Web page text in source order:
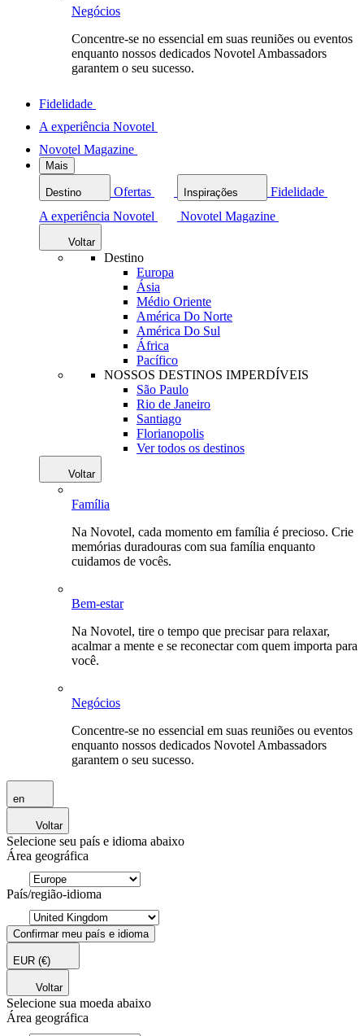
Negócios
Concentre-se no essencial em suas reuniões ou eventos
enquanto nossos dedicados Novotel Ambassadors
garantem o seu sucesso.
Fidelidade
A experiência Novotel
Novotel Magazine
Mais
Destino Ofertas Inspirações
Fidelidade
A experiência Novotel
Novotel Magazine
Voltar
Destino
Europa
Ásia
Médio Oriente
América Do Norte
América Do Sul
África
Pacífico
NOSSOS DESTINOS IMPERDÍVEIS
São Paulo
Rio de Janeiro
Santiago
Florianopolis
Ver todos os destinos
Voltar
Família
Na Novotel, cada momento em família é precioso. Crie
memórias duradouras com sua família enquanto
cuidamos de vocês.
Bem-estar
Na Novotel, tire o tempo que precisar para relaxar,
acalmar a mente e se reconectar com quem importa para
você.
Negócios
Concentre-se no essencial em suas reuniões ou eventos
enquanto nossos dedicados Novotel Ambassadors
garantem o seu sucesso.
en
Voltar
Selecione seu país e idioma abaixo
Área geográfica
País/região-idioma
Confirmar meu país e idioma
EUR (€)
Voltar
Selecione sua moeda abaixo
Área geográfica